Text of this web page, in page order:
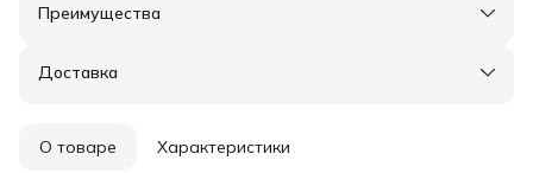
Преимущества
Оплата частями в Сплит
Удобный возврат
Доставка
О товаре Характеристики